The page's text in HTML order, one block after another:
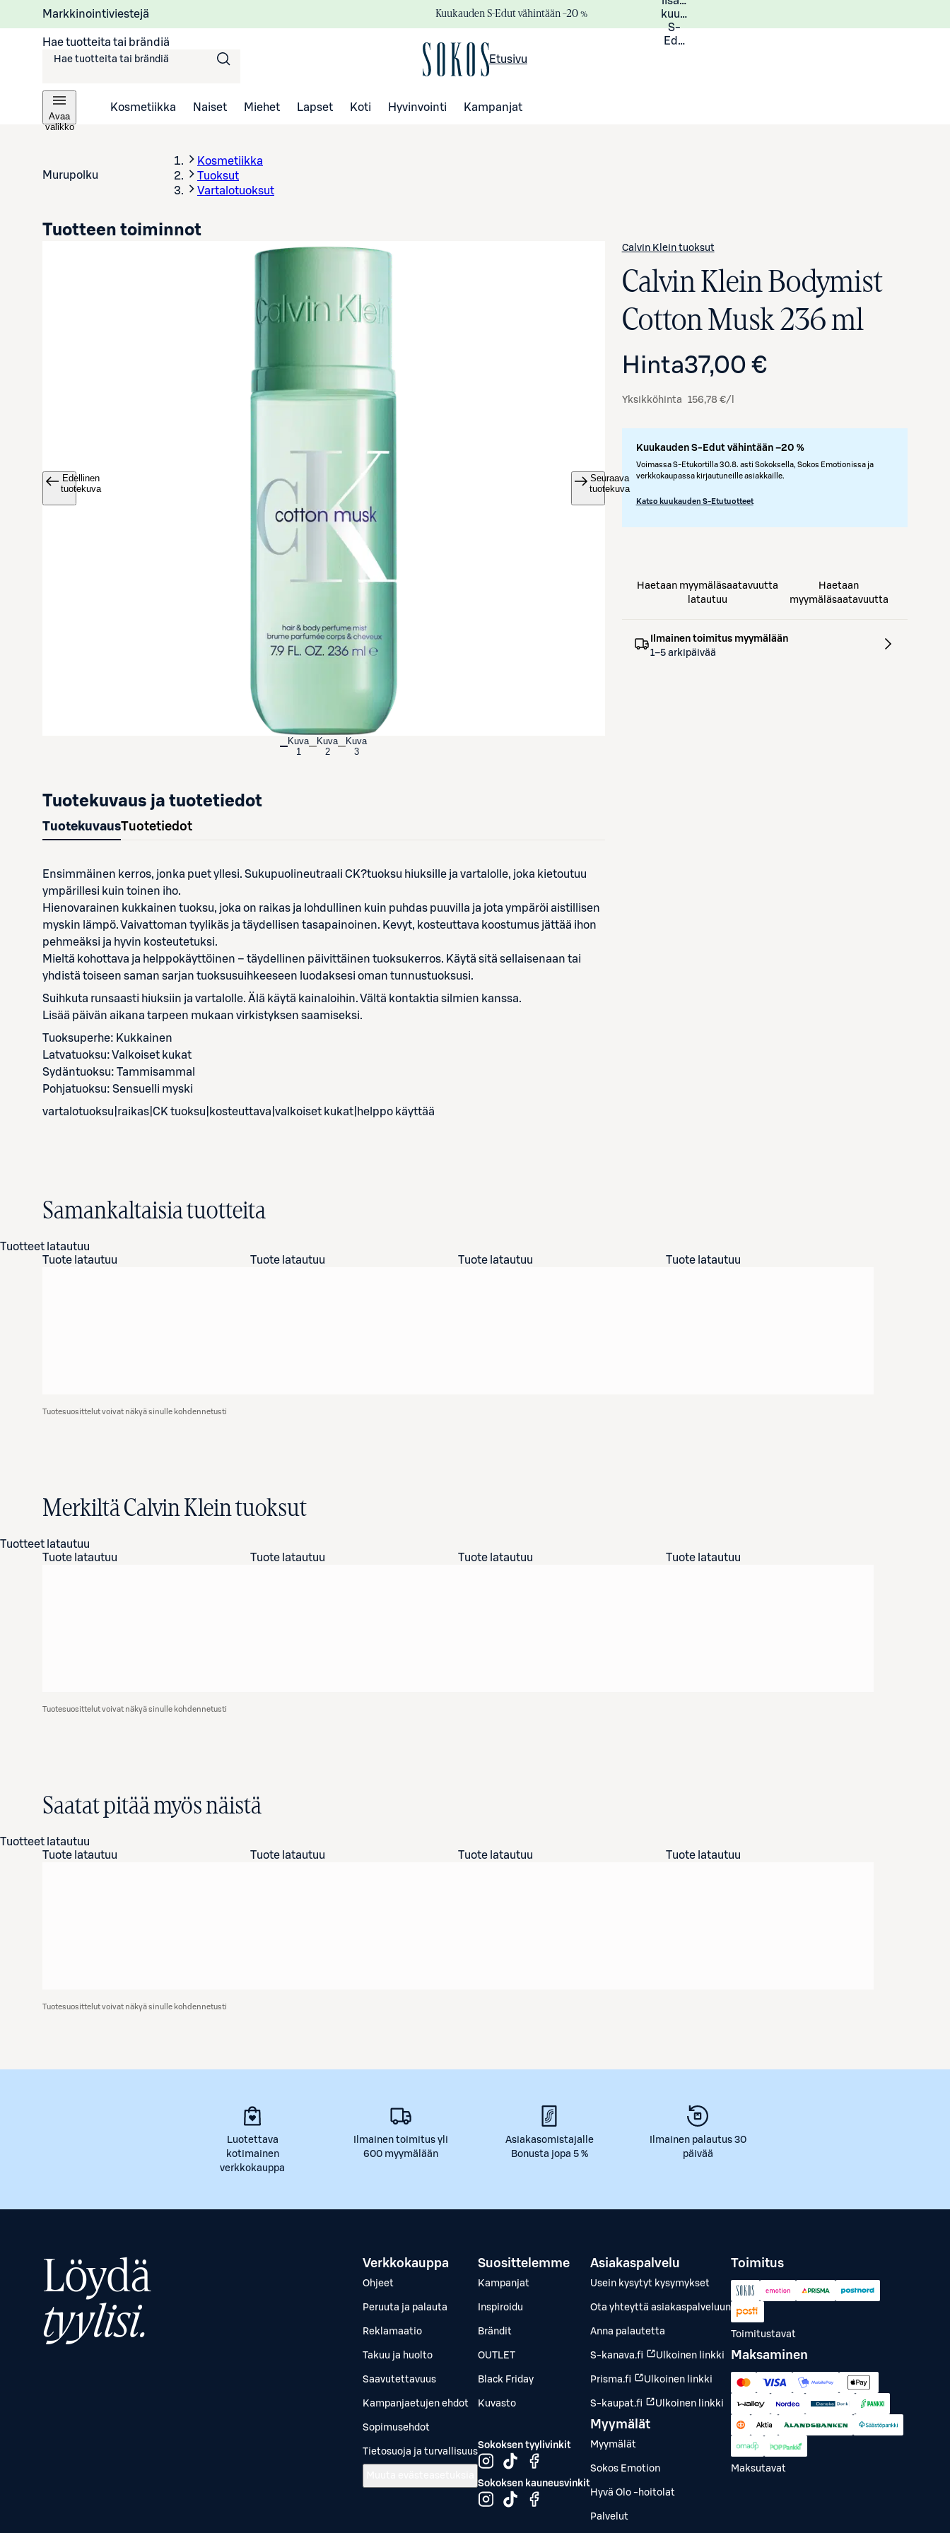
Markkinointiviestejä Kuukauden S-Edut vähintään –20 %
kuukauden
S-
Eduista
Hae tuotteita tai brändiä
Etusivu
Avaa
valikko
Kosmetiikka Naiset Miehet Lapset Koti Hyvinvointi Kampanjat
Murupolku
Kosmetiikka
Tuoksut
Vartalotuoksut
Avaa tuotekuva suurennettuna
Edellinen
tuotekuva
Seuraava
tuotekuva
Kuva
1
Kuva
2
Kuva
3
Calvin Klein tuoksut
Calvin Klein Bodymist
Cotton Musk 236 ml
Hinta37,00 €
Yksikköhinta 156,78 €/l
Kuukauden S-Edut vähintään –20 %
Voimassa S-Etukortilla 30.8. asti Sokoksella, Sokos Emotionissa ja
verkkokaupassa kirjautuneille asiakkaille.
Katso kuukauden S-Etutuotteet
Tuotteen toiminnot
Haetaan myymäläsaatavuutta
latautuu
Haetaan
myymäläsaatavuutta
Ilmainen toimitus myymälään
1–5 arkipäivää
Tuotekuvaus ja tuotetiedot
TuotekuvausTuotetiedot
Ensimmäinen kerros, jonka puet yllesi. Sukupuolineutraali CK?tuoksu hiuksille ja vartalolle, joka kietoutuu
ympärillesi kuin toinen iho.
Hienovarainen kukkainen tuoksu, joka on raikas ja lohdullinen kuin puhdas puuvilla ja jota ympäröi aistillisen
myskin lämpö. Vaivattoman tyylikäs ja täydellisen tasapainoinen. Kevyt, kosteuttava koostumus jättää ihon
pehmeäksi ja hyvin kosteutetuksi.
Mieltä kohottava ja helppokäyttöinen – täydellinen päivittäinen tuoksukerros. Käytä sitä sellaisenaan tai
yhdistä toiseen saman sarjan tuoksusuihkeeseen luodaksesi oman tunnustuoksusi.
Suihkuta runsaasti hiuksiin ja vartalolle. Älä käytä kainaloihin. Vältä kontaktia silmien kanssa.
Lisää päivän aikana tarpeen mukaan virkistyksen saamiseksi.
Tuoksuperhe: Kukkainen
Latvatuoksu: Valkoiset kukat
Sydäntuoksu: Tammisammal
Pohjatuoksu: Sensuelli myski
vartalotuoksu|raikas|CK tuoksu|kosteuttava|valkoiset kukat|helppo käyttää
Samankaltaisia tuotteita
Tuotteet latautuu
Tuote latautuu
Tuote latautuu Tuote latautuu Tuote latautuu
Tuotesuosittelut voivat näkyä sinulle kohdennetusti
Merkiltä Calvin Klein tuoksut
Tuotteet latautuu
Tuote latautuu
Tuote latautuu Tuote latautuu Tuote latautuu
Tuotesuosittelut voivat näkyä sinulle kohdennetusti
Saatat pitää myös näistä
Tuotteet latautuu
Tuote latautuu
Tuote latautuu Tuote latautuu Tuote latautuu
Tuotesuosittelut voivat näkyä sinulle kohdennetusti
Luotettava
kotimainen
verkkokauppa
Ilmainen toimitus yli
600 myymälään
Asiakasomistajalle
Bonusta jopa 5 %
Ilmainen palautus 30
päivää
Löydä
tyylisi.
Verkkokauppa
Ohjeet
Peruuta ja palauta
Reklamaatio
Takuu ja huolto
Saavutettavuus
Kampanjaetujen ehdot
Sopimusehdot
Tietosuoja ja turvallisuus
Suosittelemme
Kampanjat
Inspiroidu
Brändit
OUTLET
Black Friday
Kuvasto
Sokoksen tyylivinkit
Sokoksen kauneusvinkit
Asiakaspalvelu
Usein kysytyt kysymykset
Ota yhteyttä asiakaspalveluun
Anna palautetta
S-kanava.fi Ulkoinen linkki
Prisma.fi Ulkoinen linkki
S-kaupat.fi Ulkoinen linkki
Myymälät
Myymälät
Sokos Emotion
Hyvä Olo -hoitolat
Palvelut
Toimitus
Toimitustavat
Maksaminen
Maksutavat